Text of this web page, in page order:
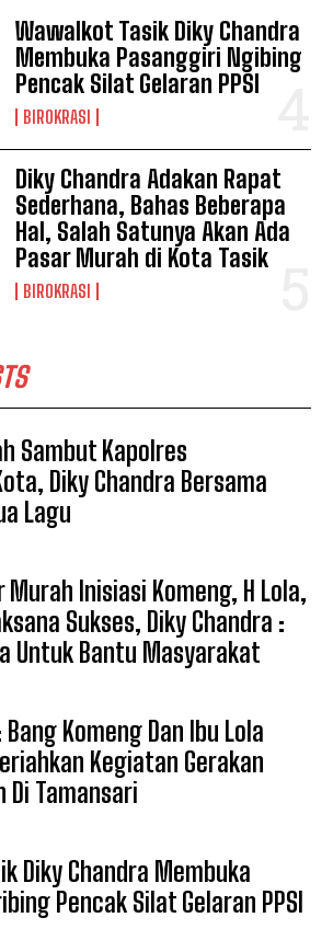
Wawalkot Tasik Diky Chandra
Membuka Pasanggiri Ngibing
Pencak Silat Gelaran PPSI
BIROKRASI
Diky Chandra Adakan Rapat
Sederhana, Bahas Beberapa
Hal, Salah Satunya Akan Ada
Pasar Murah di Kota Tasik
BIROKRASI
Sambut Kapolres
Diky Chandra Bersama
Lagu
Murah Inisiasi Komeng, H Lola,
Sukses, Diky Chandra :
Untuk Bantu Masyarakat
Bang Komeng Dan Ibu Lola
Kegiatan Gerakan
Di Tamansari
Diky Chandra Membuka
Pencak Silat Gelaran PPSI